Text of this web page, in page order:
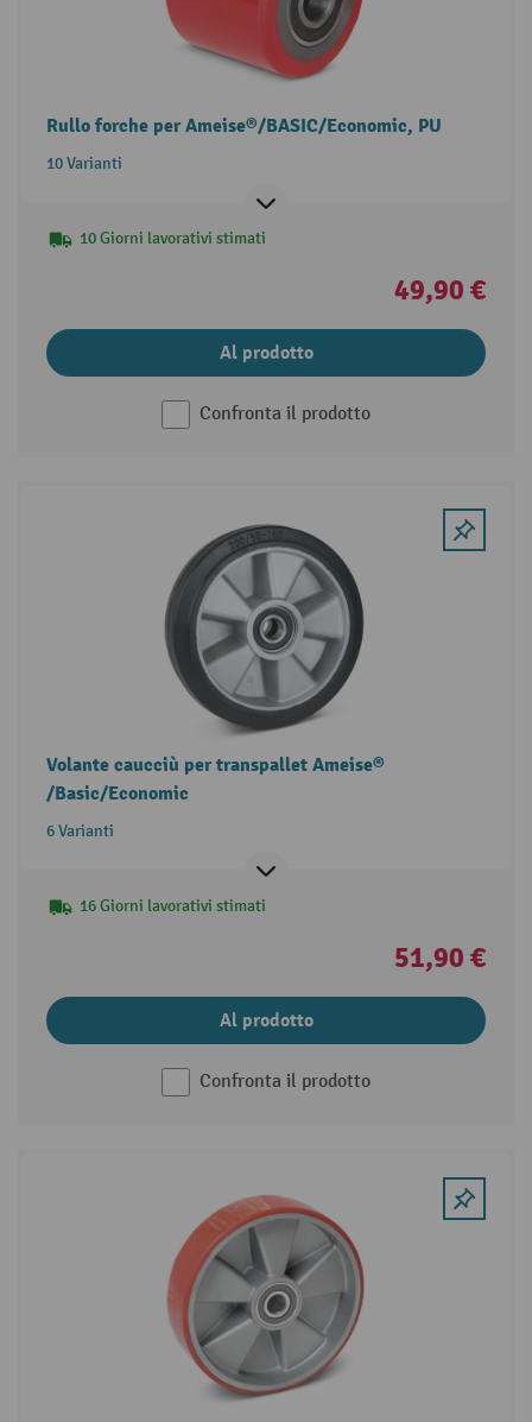
Rullo forche per Ameise®/BASIC/Economic, PU
10 Varianti
10 Giorni lavorativi stimati
49,90 €
Al prodotto
Confronta il prodotto
Volante caucciù per transpallet Ameise®
/Basic/Economic
6 Varianti
16 Giorni lavorativi stimati
51,90 €
Al prodotto
Confronta il prodotto